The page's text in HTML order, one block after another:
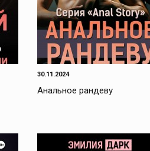
30.11.2024
Анальное рандеву